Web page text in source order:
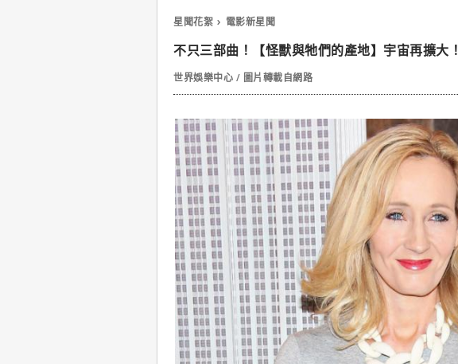
星聞花絮 電影新星聞
不只三部曲！【怪獸與牠們的產地】宇宙再擴大！
世界娛樂中心 / 圖片轉載自網路